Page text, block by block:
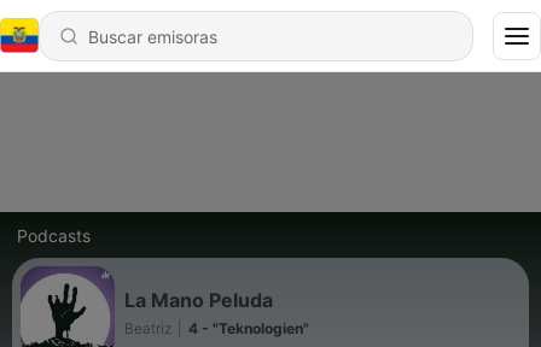
Podcasts
La Mano Peluda
Beatriz 4 - "Teknologien"